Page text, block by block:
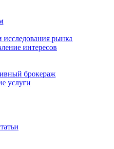
исследования рынка
интересов
брокераж
услуги